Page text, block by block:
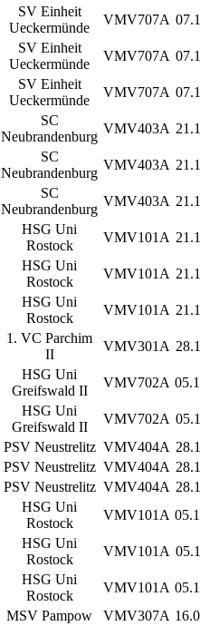
SV Einheit
Ueckermünde
VMV707A
SV Einheit
Ueckermünde
VMV707A
SV Einheit
Ueckermünde
VMV707A
SC
Neubrandenburg
VMV403A
SC
Neubrandenburg
VMV403A
SC
Neubrandenburg
VMV403A
HSG Uni
Rostock
VMV101A
HSG Uni
Rostock
VMV101A
HSG Uni
Rostock
VMV101A
1. VC Parchim
II
VMV301A
HSG Uni
Greifswald II
VMV702A
HSG Uni
Greifswald II
VMV702A
PSV Neustrelitz VMV404A
PSV Neustrelitz VMV404A
PSV Neustrelitz VMV404A
HSG Uni
Rostock
VMV101A
HSG Uni
Rostock
VMV101A
HSG Uni
Rostock
VMV101A
MSV Pampow VMV307A